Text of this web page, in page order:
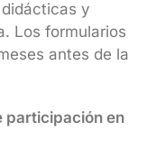
y
Los formularios
antes de la
participación en